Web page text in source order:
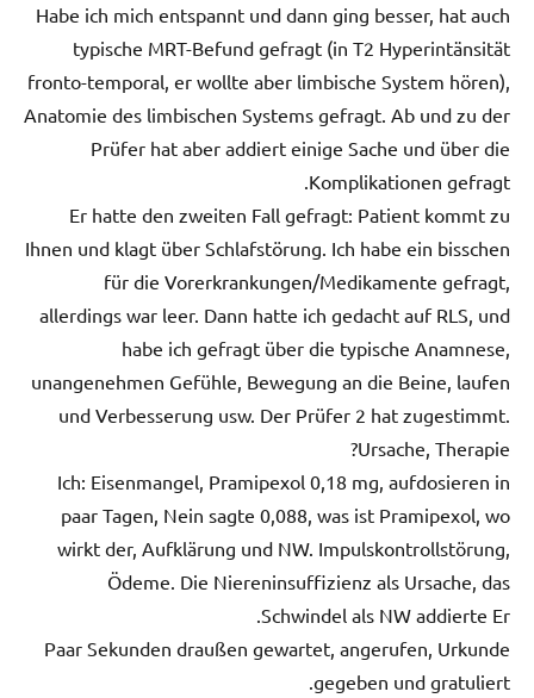
Habe ich mich entspannt und dann ging besser, hat auch
typische MRT-Befund gefragt (in T2 Hyperintänsität
fronto-temporal, er wollte aber limbische System hören),
Anatomie des limbischen Systems gefragt. Ab und zu der
Prüfer hat aber addiert einige Sache und über die
Komplikationen gefragt.
Er hatte den zweiten Fall gefragt: Patient kommt zu
Ihnen und klagt über Schlafstörung. Ich habe ein bisschen
für die Vorerkrankungen/Medikamente gefragt,
allerdings war leer. Dann hatte ich gedacht auf RLS, und
habe ich gefragt über die typische Anamnese,
unangenehmen Gefühle, Bewegung an die Beine, laufen
und Verbesserung usw. Der Prüfer 2 hat zugestimmt.
Ursache, Therapie?
Ich: Eisenmangel, Pramipexol 0,18 mg, aufdosieren in
paar Tagen, Nein sagte 0,088, was ist Pramipexol, wo
wirkt der, Aufklärung und NW. Impulskontrollstörung,
Ödeme. Die Niereninsuffizienz als Ursache, das
Schwindel als NW addierte Er.
Paar Sekunden draußen gewartet, angerufen, Urkunde
gegeben und gratuliert.